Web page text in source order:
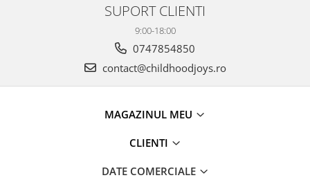
SUPORT CLIENTI
9:00-18:00
0747854850
contact@childhoodjoys.ro
MAGAZINUL MEU
CLIENTI
DATE COMERCIALE